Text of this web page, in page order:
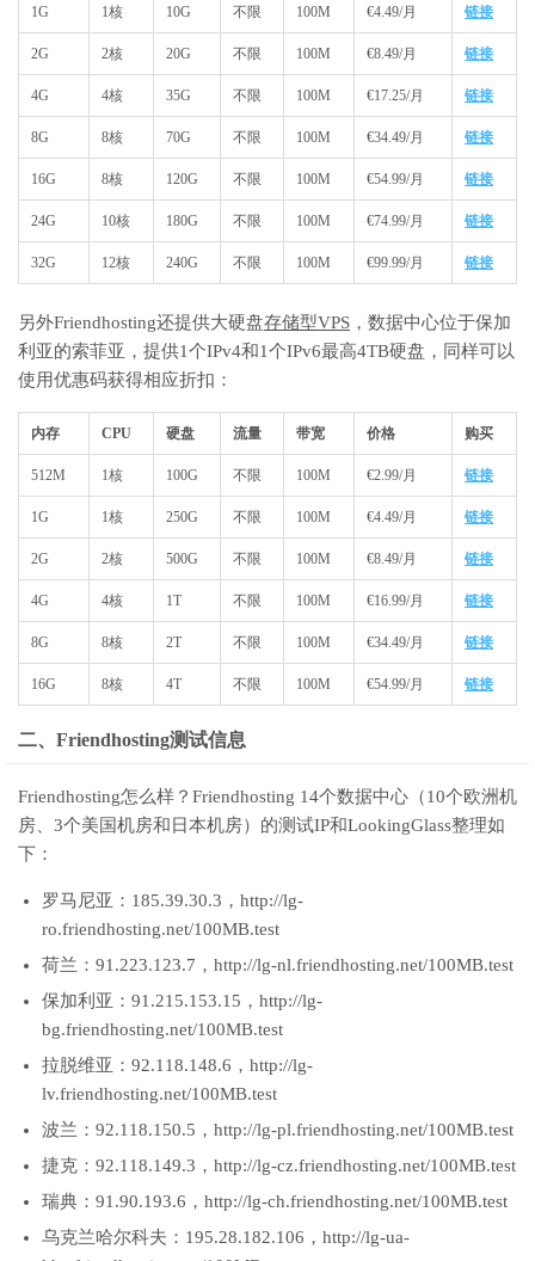
1G 1核 10G 不限 100M €4.49/月 链接
2G 2核 20G 不限 100M €8.49/月 链接
4G 4核 35G 不限 100M €17.25/月 链接
8G 8核 70G 不限 100M €34.49/月 链接
16G 8核 120G 不限 100M €54.99/月 链接
24G 10核 180G 不限 100M €74.99/月 链接
32G 12核 240G 不限 100M €99.99/月 链接
另外Friendhosting还提供大硬盘存储型VPS ，数据中心位于保加
利亚的索菲亚，提供1个IPv4和1个IPv6最高4TB硬盘，同样可以
使用优惠码获得相应折扣：
内存 CPU 硬盘 流量 带宽 价格 购买
512M 1核 100G 不限 100M €2.99/月 链接
1G 1核 250G 不限 100M €4.49/月 链接
2G 2核 500G 不限 100M €8.49/月 链接
4G 4核 1T 不限 100M €16.99/月 链接
8G 8核 2T 不限 100M €34.49/月 链接
16G 8核 4T 不限 100M €54.99/月 链接
二、Friendhosting测试信息
Friendhosting怎么样？Friendhosting 14个数据中心（10个欧洲机
房、3个美国机房和日本机房）的测试IP和LookingGlass整理如
下：
罗马尼亚：185.39.30.3，http://lg-
ro.friendhosting.net/100MB.test
荷兰：91.223.123.7，http://lg-nl.friendhosting.net/100MB.test
保加利亚：91.215.153.15，http://lg-
bg.friendhosting.net/100MB.test
拉脱维亚：92.118.148.6，http://lg-
lv.friendhosting.net/100MB.test
波兰：92.118.150.5，http://lg-pl.friendhosting.net/100MB.test
捷克：92.118.149.3，http://lg-cz.friendhosting.net/100MB.test
瑞典：91.90.193.6，http://lg-ch.friendhosting.net/100MB.test
乌克兰哈尔科夫：195.28.182.106，http://lg-ua-